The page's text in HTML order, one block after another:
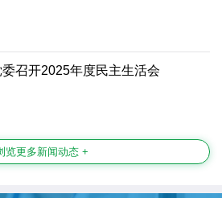
召开2025年度民主生活会
览更多新闻动态 +